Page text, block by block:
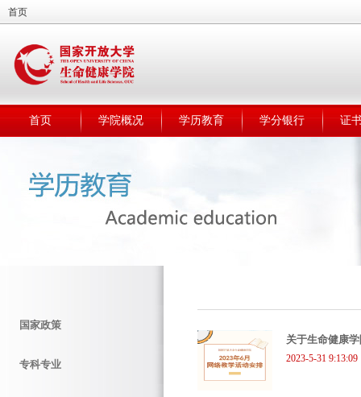
首页
首页 学院概况 学历教育 学分银行 证
国家政策
专科专业
关于生命健康
2023-5-31 9:13:09